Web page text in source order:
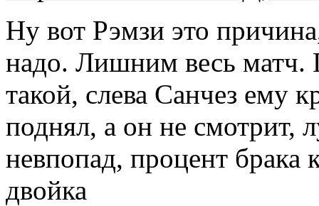
Ну вот Рэмзи это
надо. Лишним весь матч.
такой, слева Санчез ему
поднял, а он не смотрит,
невпопад, процент брака
двойка